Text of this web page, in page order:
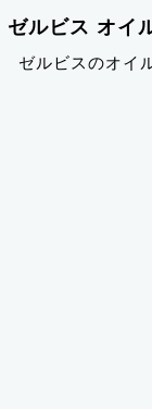
ゼルビス オイ
ゼルビスのオイ